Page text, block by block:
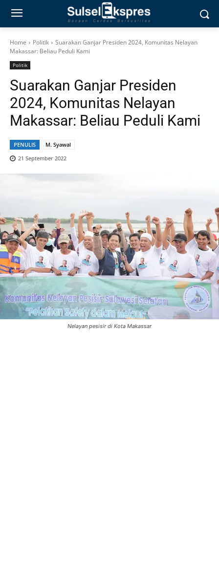
Home Politik
Suarakan Ganjar Presiden 2024, Komunitas Nelayan
Makassar: Beliau Peduli Kami
Politik
Suarakan Ganjar Presiden
2024, Komunitas Nelayan
Makassar: Beliau Peduli Kami
PENULIS
M. Syawal
21 September 2022
Nelayan pesisir di Kota Makassar